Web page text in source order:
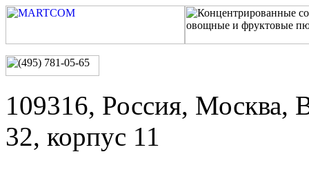
109316, Россия, Москва,
32, корпус 11